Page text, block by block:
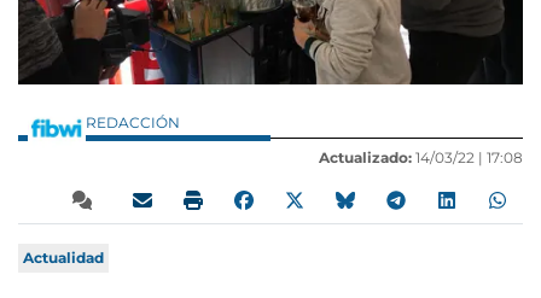
REDACCIÓN
Actualizado: 14/03/22 | 17:08
Actualidad